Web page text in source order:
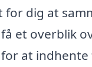
for dig at
et overblik
at